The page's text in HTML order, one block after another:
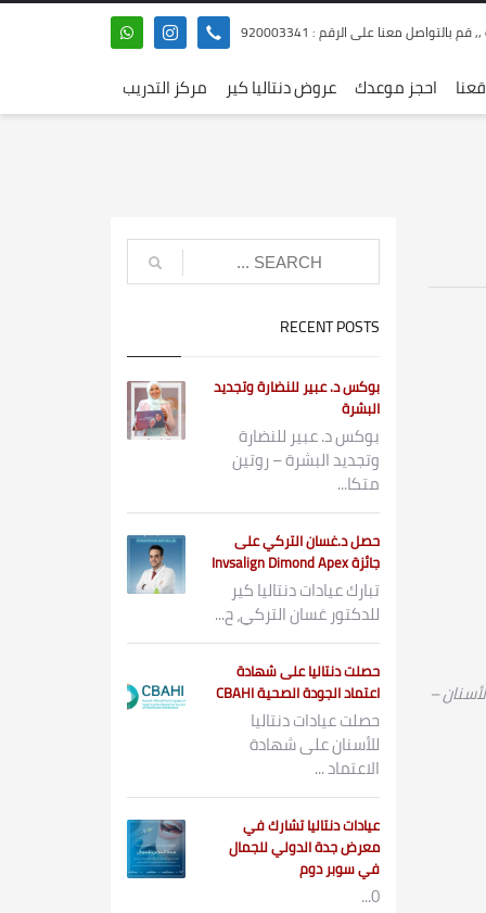
معنا على الرقم : 920003341
احجز موعدك عروض دنتاليا كير مركز التدريب
–
RECENT POSTS
بوكس د. عبير للنضارة وتجديد
البشرة
بوكس د. عبير للنضارة
وتجديد البشرة – روتين
متكا...
حصل د.غسان التركي على
جائزة Invsalign Dimond Apex
تبارك عيادات دنتاليا كير
للدكتور غسان التركي، ح...
حصلت دنتاليا على شهادة
اعتماد الجودة الصحية CBAHI
حصلت عيادات دنتاليا
للأسنان على شهادة
الاعتماد ...
عيادات دنتاليا تشارك في
معرض جدة الدولي للجمال
في سوبر دوم
0...